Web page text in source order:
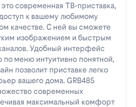
современная ТВ-приставка,
к вашему любимому
качестве. С ней вы сможете
изображением и быстрым
Удобный интерфейс
по меню интуитивно понятной,
позволит приставке легко
вашего дома. GRB485
современных
максимальный комфорт